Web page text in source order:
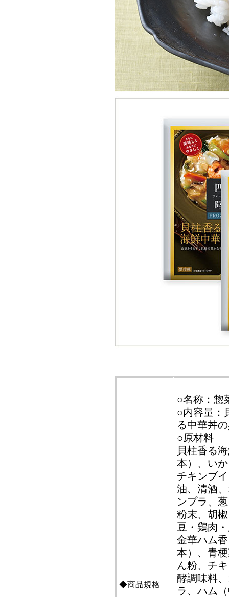
◆商品規格
○名称：惣
○内容量：
る中華丼
○原材料
貝柱香る
本）、い
チキンブ
油、清酒
ンプラ、
粉末、胡
豆・鶏肉
金華ハム
本）、青
ん粉、チ
酵調味料
ラ、ハム